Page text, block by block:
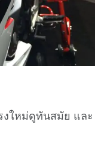
งใหม่ดูทันสมัย และ